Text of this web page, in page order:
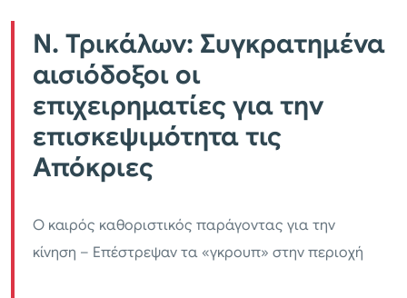
Ν. Τρικάλων: Συγκρατημένα
αισιόδοξοι οι
επιχειρηματίες για την
επισκεψιμότητα τις
Απόκριες
Ο καιρός καθοριστικός παράγοντας για την
κίνηση – Επέστρεψαν τα «γκρουπ» στην περιοχή